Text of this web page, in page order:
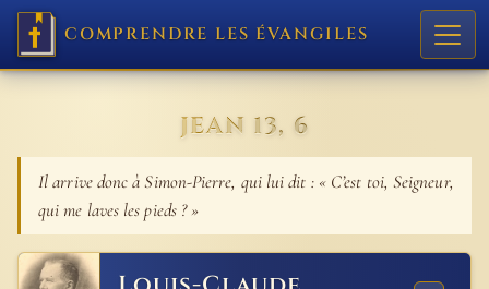
COMPRENDRE LES ÉVANGILES
JEAN 13, 6
Il arrive donc à Simon-Pierre, qui lui dit : « C’est toi, Seigneur,
qui me laves les pieds ? »